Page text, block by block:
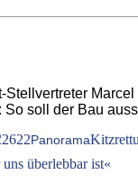
soll der Bau
2622Panorama
überlebbar ist«